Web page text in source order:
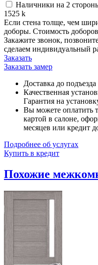
Наличники на 2
1525 k
Если стена толще, чем
доборы. Стоимость
Закажите звонок,
сделаем индивидуальный
Заказать
Заказать замер
Доставка до
Качественная
Гарантия на
Вы можете оплатить
картой в салоне,
месяцев или кредит
Подробнее об услугах
Купить в кредит
Похожие